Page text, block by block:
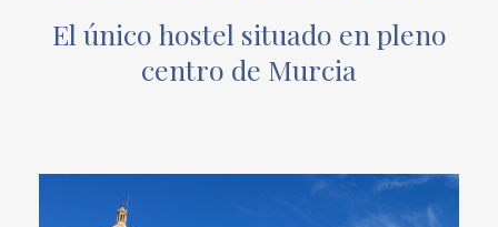
El único hostel situado en pleno
centro de Murcia